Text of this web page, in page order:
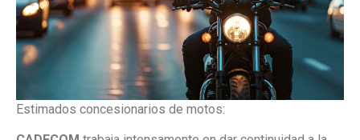
Estimados concesionarios de motos: